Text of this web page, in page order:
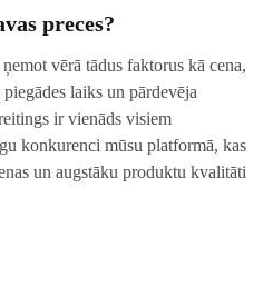
preces?
vērā tādus faktorus kā cena,
laiks un pārdevēja
ir vienāds visiem
konkurenci mūsu platformā, kas
un augstāku produktu kvalitāti